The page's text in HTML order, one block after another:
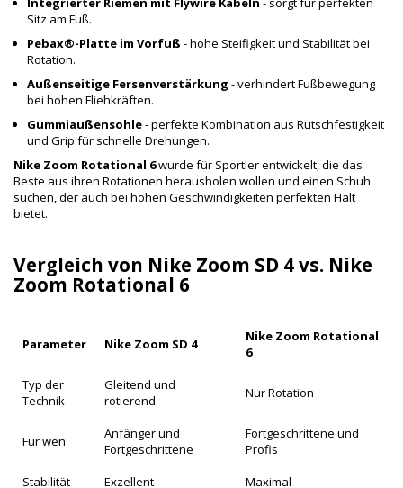
Sitz am Fuß.
Pebax®-Platte im Vorfuß - hohe Steifigkeit und Stabilität bei
Rotation.
Außenseitige Fersenverstärkung - verhindert Fußbewegung
bei hohen Fliehkräften.
Gummiaußensohle- perfekte Kombination aus Rutschfestigkeit
und Grip für schnelle Drehungen.
Nike Zoom Rotational 6wurde für Sportler entwickelt, die das
Beste aus ihren Rotationen herausholen wollen und einen Schuh
suchen, der auch bei hohen Geschwindigkeiten perfekten Halt
bietet.
Vergleich von Nike Zoom SD 4 vs. Nike
Zoom Rotational 6
Parameter Nike Zoom SD 4
Nike Zoom Rotational
6
Typ der
Technik
Gleitend und
rotierend
Nur Rotation
Für wen
Anfänger und
Fortgeschrittene
Fortgeschrittene und
Profis
Stabilität
Exzellent Maximal